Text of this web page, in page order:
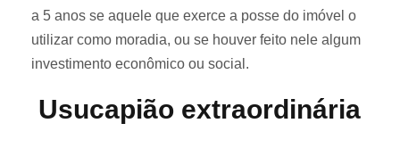
a 5 anos se aquele que exerce a posse do imóvel o
utilizar como moradia, ou se houver feito nele algum
investimento econômico ou social.
Usucapião extraordinária